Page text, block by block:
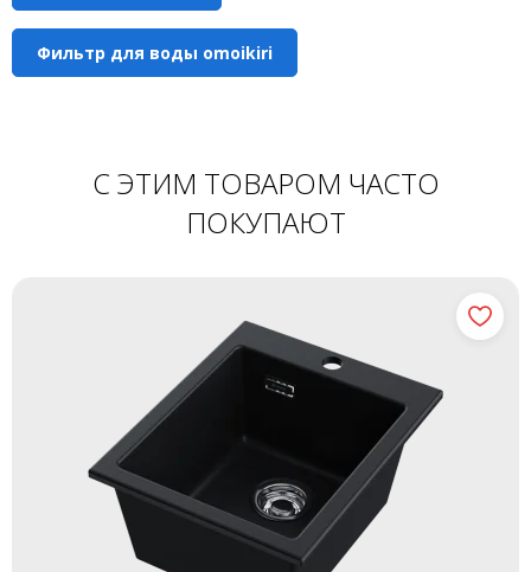
Фильтр для воды omoikiri
С ЭТИМ ТОВАРОМ ЧАСТО
ПОКУПАЮТ